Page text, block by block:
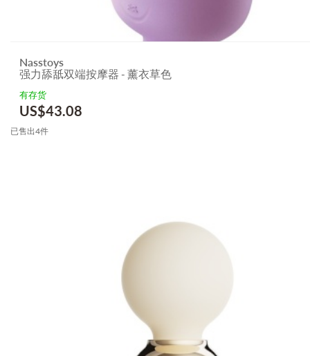
Nasstoys
强力舔舐双端按摩器 - 薰衣草色
有存货
US$43.08
已售出4件